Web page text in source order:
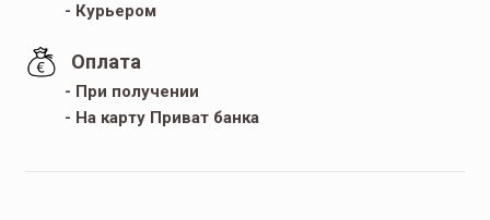
- Курьером
Оплата
- При получении
- На карту Приват банка